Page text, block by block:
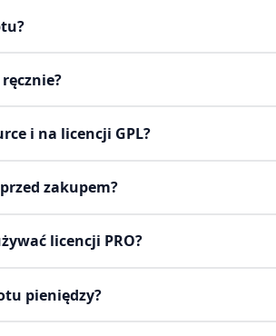
i na licencji GPL?
zakupem?
licencji PRO?
pieniędzy?